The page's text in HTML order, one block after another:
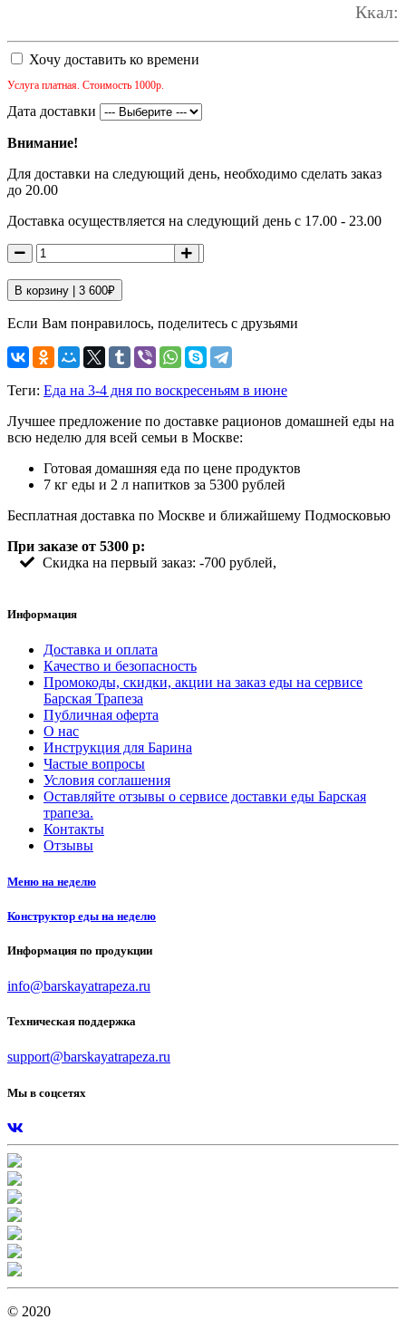
Ккал:
Хочу доставить ко времени
Услуга платная. Стоимость 1000р.
Дата доставки
Внимание!
Для доставки на следующий день, необходимо сделать заказ
до 20.00
Доставка осуществляется на следующий день с 17.00 - 23.00
В корзину | 3 600₽
Если Вам понравилось, поделитесь с друзьями
Теги: Еда на 3-4 дня по воскресеньям в июне
Лучшее предложение по доставке рационов домашней еды на
всю неделю для всей семьи в Москве:
Готовая домашняя еда по цене продуктов
7 кг еды и 2 л напитков за 5300 рублей
Бесплатная доставка по Москве и ближайшему Подмосковью
При заказе от 5300 р:
Скидка на первый заказ: -700 рублей,
Информация
Доставка и оплата
Качество и безопасность
Промокоды, скидки, акции на заказ еды на сервисе
Барская Трапеза
Публичная оферта
О нас
Инструкция для Барина
Частые вопросы
Условия соглашения
Оставляйте отзывы о сервисе доставки еды Барская
трапеза.
Контакты
Отзывы
Меню на неделю
Конструктор еды на неделю
Информация по продукции
info@barskayatrapeza.ru
Техническая поддержка
support@barskayatrapeza.ru
Мы в соцсетях
© 2020